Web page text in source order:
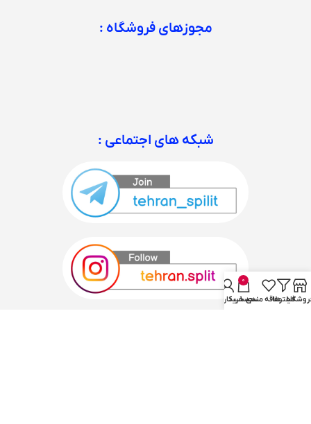
مجوزهای فروشگاه :
شبکه های اجتماعی :
فیلترهاعلاقه مندی
0
سبد خرید
حساب کاربری من